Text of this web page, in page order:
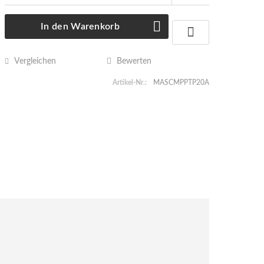
In den Warenkorb
Vergleichen Bewerten
Artikel-Nr.: MASCMPPTP20A